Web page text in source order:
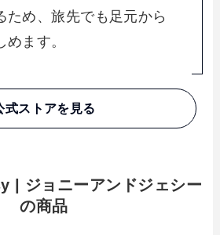
ため、旅先でも足元から
ます。
式ストアを見る
| ジョニーアンドジェシー
の商品